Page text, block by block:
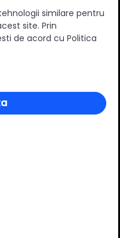
similare pentru
site. Prin
acord cu Politica